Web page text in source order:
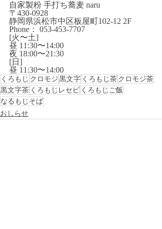
自家製粉 手打ち蕎麦 naru
〒430-0928
静岡県浜松市中区板屋町102-12 2F
Phone： 053-453-7707
[火〜土]
昼 11:30〜14:00
夜 18:00〜21:30
[日]
昼 11:30〜14:00
くろもじ クロモジ 黒文字 くろもじ茶 クロモジ茶
黒文字茶 くろもじレセピ くろもじご飯
なるもじそば
おしらせ